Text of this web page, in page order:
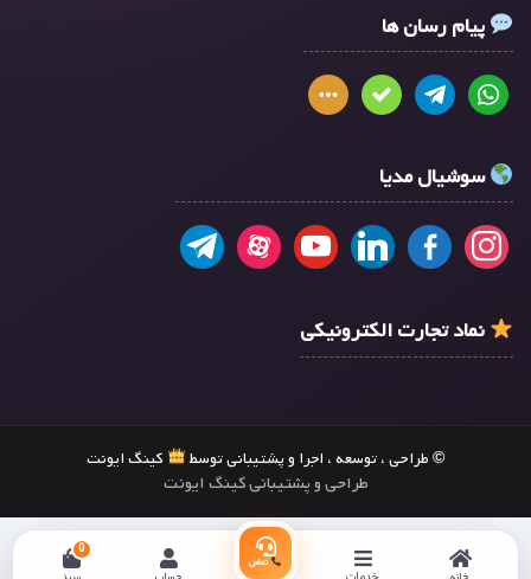
تماس
0
پیام رسان ها
سوشیال مدیا
نماد تجارت الکترونیکی
© طراحی ، توسعه ، اجرا و پشتیبانی توسط کینگ ایونت
طراحی و پشتیبانی کینگ ایونت